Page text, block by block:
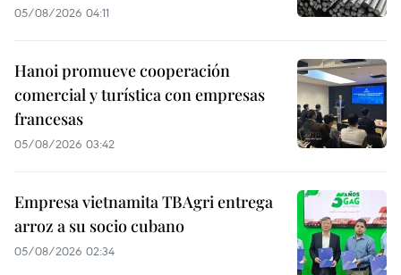
05/08/2026 04:11
Hanoi promueve cooperación
comercial y turística con empresas
francesas
05/08/2026 03:42
Empresa vietnamita TBAgri entrega
arroz a su socio cubano
05/08/2026 02:34